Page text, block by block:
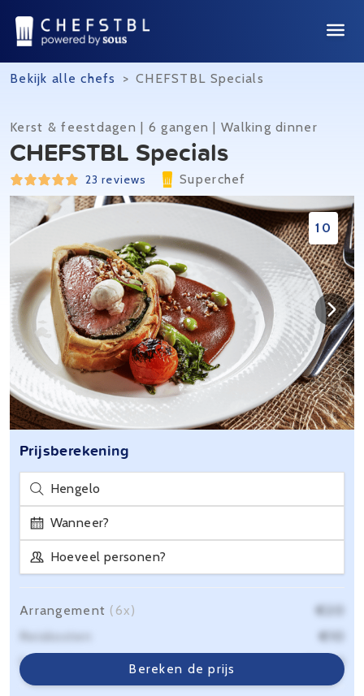
Bekijk alle chefs > CHEFSTBL Specials
Kerst & feestdagen | 6 gangen | Walking dinner
CHEFSTBL Specials
23 reviews Superchef
10
Prijsberekening
Hengelo
Wanneer?
Hoeveel personen?
Bereken de prijs
Arrangement (6x)
€20
Reiskosten
€10
Servicekosten
€6,40